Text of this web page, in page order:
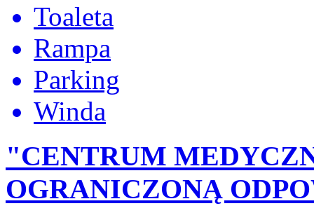
Toaleta
Rampa
Parking
Winda
"CENTRUM
OGRANICZONĄ